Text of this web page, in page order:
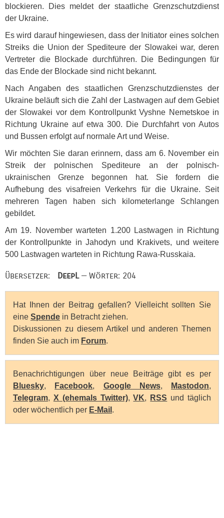
blockieren. Dies meldet der staatliche Grenzschutzdienst
der Ukraine.
Es wird darauf hingewiesen, dass der Initiator eines solchen
Streiks die Union der Spediteure der Slowakei war, deren
Vertreter die Blockade durchführen. Die Bedingungen für
das Ende der Blockade sind nicht bekannt.
Nach Angaben des staatlichen Grenzschutzdienstes der
Ukraine beläuft sich die Zahl der Lastwagen auf dem Gebiet
der Slowakei vor dem Kontrollpunkt Vyshne Nemetskoe in
Richtung Ukraine auf etwa 300. Die Durchfahrt von Autos
und Bussen erfolgt auf normale Art und Weise.
Wir möchten Sie daran erinnern, dass am 6. November ein
Streik der polnischen Spediteure an der polnisch-
ukrainischen Grenze begonnen hat. Sie fordern die
Aufhebung des visafreien Verkehrs für die Ukraine. Seit
mehreren Tagen haben sich kilometerlange Schlangen
gebildet.
Am 19. November warteten 1.200 Lastwagen in Richtung
der Kontrollpunkte in Jahodyn und Krakivets, und weitere
500 Lastwagen warteten in Richtung Rawa-Russkaia.
Übersetzer: DeepL— Wörter: 204
Hat Ihnen der Beitrag gefallen? Vielleicht sollten Sie
eine Spende in Betracht ziehen.
Diskussionen zu diesem Artikel und anderen Themen
finden Sie auch im Forum.
Benachrichtigungen über neue Beiträge gibt es per
Bluesky, Facebook, Google News, Mastodon,
Telegram, X (ehemals Twitter),VK, RSS und täglich
oder wöchentlich per E-Mail .